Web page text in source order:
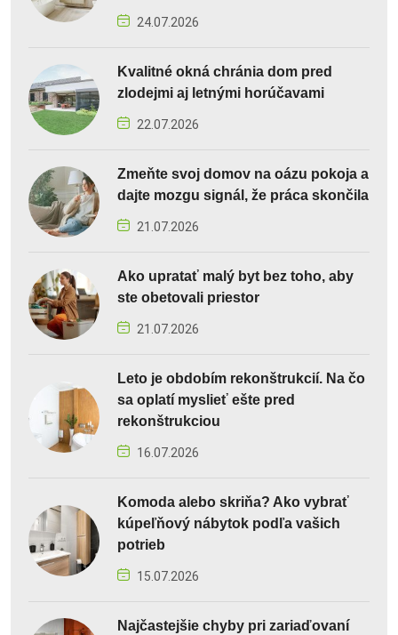
24.07.2026
Kvalitné okná chránia dom pred
zlodejmi aj letnými horúčavami
22.07.2026
Zmeňte svoj domov na oázu pokoja a
dajte mozgu signál, že práca skončila
21.07.2026
Ako upratať malý byt bez toho, aby
ste obetovali priestor
21.07.2026
Leto je obdobím rekonštrukcií. Na čo
sa oplatí myslieť ešte pred
rekonštrukciou
16.07.2026
Komoda alebo skriňa? Ako vybrať
kúpeľňový nábytok podľa vašich
potrieb
15.07.2026
Najčastejšie chyby pri zariaďovaní